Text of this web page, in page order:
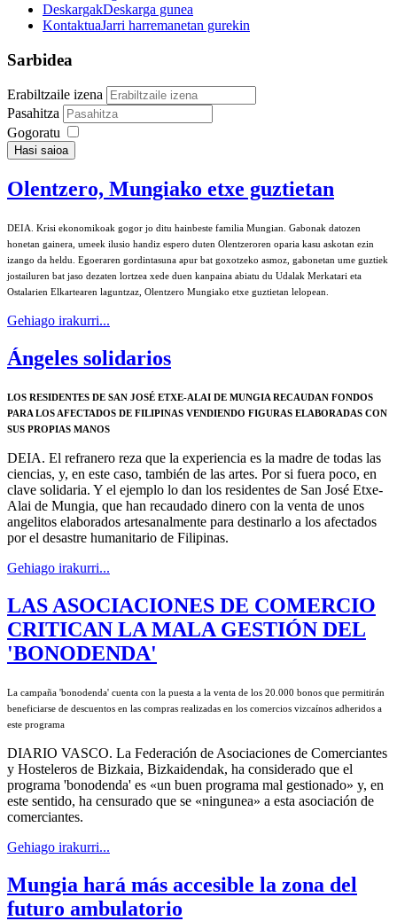
DeskargakDeskarga gunea
KontaktuaJarri harremanetan gurekin
Sarbidea
Erabiltzaile izena
Pasahitza
Gogoratu
Hasi saioa
Olentzero, Mungiako etxe guztietan
DEIA . Krisi ekonomikoak gogor jo ditu hainbeste familia Mungian. Gabonak datozen
honetan gainera, umeek ilusio handiz espero duten Olentzeroren oparia kasu askotan ezin
izango da heldu. Egoeraren gordintasuna apur bat goxotzeko asmoz, gabonetan ume guztiek
jostailuren bat jaso dezaten lortzea xede duen kanpaina abiatu du Udalak Merkatari eta
Ostalarien Elkartearen laguntzaz, Olentzero Mungiako etxe guztietan lelopean.
Gehiago irakurri...
Ángeles solidarios
LOS RESIDENTES DE SAN JOSÉ ETXE-ALAI DE MUNGIA RECAUDAN FONDOS
PARA LOS AFECTADOS DE FILIPINAS VENDIENDO FIGURAS ELABORADAS CON
SUS PROPIAS MANOS
DEIA. El refranero reza que la experiencia es la madre de todas las
ciencias, y, en este caso, también de las artes. Por si fuera poco, en
clave solidaria. Y el ejemplo lo dan los residentes de San José Etxe-
Alai de Mungia, que han recaudado dinero con la venta de unos
angelitos elaborados artesanalmente para destinarlo a los afectados
por el desastre humanitario de Filipinas.
Gehiago irakurri...
LAS ASOCIACIONES DE COMERCIO
CRITICAN LA MALA GESTIÓN DEL
'BONODENDA'
La campaña 'bonodenda' cuenta con la puesta a la venta de los 20.000 bonos que permitirán
beneficiarse de descuentos en las compras realizadas en los comercios vizcaínos adheridos a
este programa
DIARIO VASCO. La Federación de Asociaciones de Comerciantes
y Hosteleros de Bizkaia, Bizkaidendak, ha considerado que el
programa 'bonodenda' es «un buen programa mal gestionado» y, en
este sentido, ha censurado que se «ningunea» a esta asociación de
comerciantes.
Gehiago irakurri...
Mungia hará más accesible la zona del
futuro ambulatorio